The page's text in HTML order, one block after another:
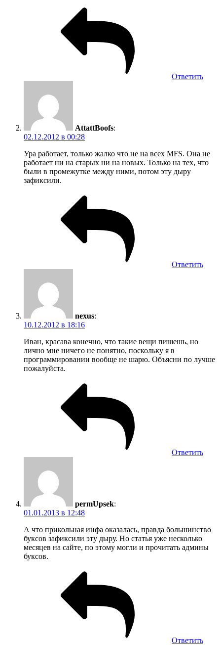
Ответить
AttattBoofs:
02.12.2012 в 00:28
Ура работает, только жалко что не на всех MFS. Она не
работает ни на старых ни на новых. Только на тех, что
были в промежутке между ними, потом эту дыру
зафиксили.
Ответить
nexus:
10.12.2012 в 18:16
Иван, красава конечно, что такие вещи пишешь, но
лично мне ничего не понятно, поскольку я в
программировании вообще не шарю. Объясни по лучше
пожалуйста.
Ответить
permUpsek:
01.01.2013 в 12:48
А что прикольная инфа оказалась, правда большинство
буксов зафиксили эту дыру. Но статья уже несколько
месяцев на сайте, по этому могли и прочитать админы
буксов.
Ответить